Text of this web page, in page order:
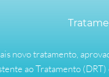
novo tratamento,
ao Tratamento